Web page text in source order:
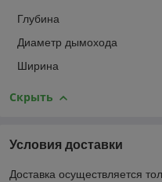
Глубина
Диаметр дымохода
Ширина
Скрыть
Условия доставки
Доставка осуществляется